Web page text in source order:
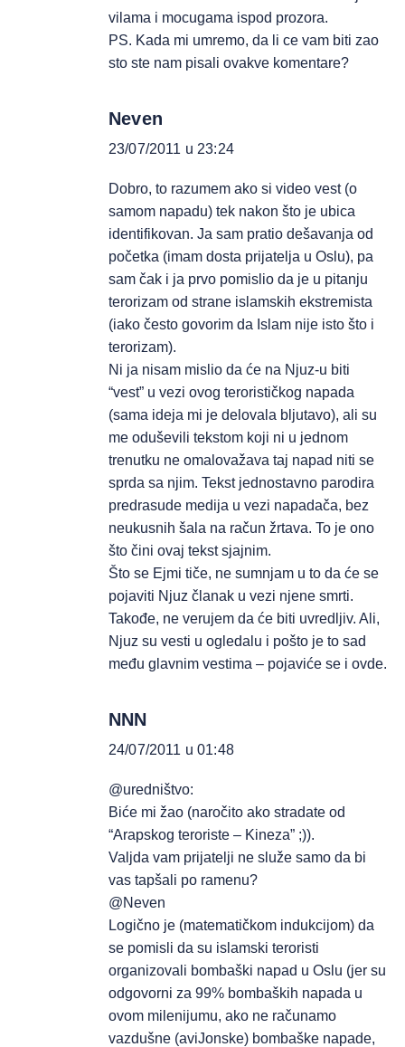
vilama i mocugama ispod prozora.
PS. Kada mi umremo, da li ce vam biti zao
sto ste nam pisali ovakve komentare?
Neven
23/07/2011 u 23:24
Dobro, to razumem ako si video vest (o
samom napadu) tek nakon što je ubica
identifikovan. Ja sam pratio dešavanja od
početka (imam dosta prijatelja u Oslu), pa
sam čak i ja prvo pomislio da je u pitanju
terorizam od strane islamskih ekstremista
(iako često govorim da Islam nije isto što i
terorizam).
Ni ja nisam mislio da će na Njuz-u biti
“vest” u vezi ovog terorističkog napada
(sama ideja mi je delovala bljutavo), ali su
me oduševili tekstom koji ni u jednom
trenutku ne omalovažava taj napad niti se
sprda sa njim. Tekst jednostavno parodira
predrasude medija u vezi napadača, bez
neukusnih šala na račun žrtava. To je ono
što čini ovaj tekst sjajnim.
Što se Ejmi tiče, ne sumnjam u to da će se
pojaviti Njuz članak u vezi njene smrti.
Takođe, ne verujem da će biti uvredljiv. Ali,
Njuz su vesti u ogledalu i pošto je to sad
među glavnim vestima – pojaviće se i ovde.
NNN
24/07/2011 u 01:48
@uredništvo:
Biće mi žao (naročito ako stradate od
“Arapskog teroriste – Kineza” ;)).
Valjda vam prijatelji ne služe samo da bi
vas tapšali po ramenu?
@Neven
Logično je (matematičkom indukcijom) da
se pomisli da su islamski teroristi
organizovali bombaški napad u Oslu (jer su
odgovorni za 99% bombaških napada u
ovom milenijumu, ako ne računamo
vazdušne (aviJonske) bombaške napade,